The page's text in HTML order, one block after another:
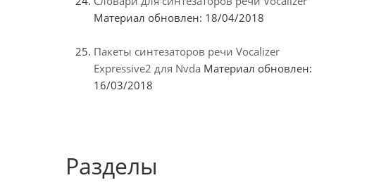
Материал обновлен: 18/04/2018
Пакеты синтезаторов речи Vocalizer
Expressive2 для Nvda Материал обновлен:
16/03/2018
Разделы